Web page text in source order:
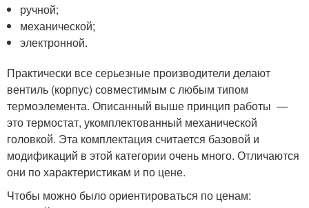
ручной;
механической;
электронной.
Практически все серьезные производители делают
вентиль (корпус) совместимым с любым типом
термоэлемента. Описанный выше принцип работы —
это термостат, укомплектованный механической
головкой. Эта комплектация считается базовой и
модификаций в этой категории очень много. Отличаются
они по характеристикам и по цене.
Чтобы можно было ориентироваться по ценам: